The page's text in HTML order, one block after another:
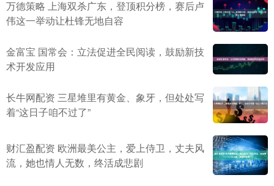
万德策略 上海双杀广东，登顶积分榜，赛后卢
伟这一举动让杜锋无地自容
金富宝 国常会：立法促进全民阅读，鼓励新技
术开发应用
长牛网配资 三星堆里有黄金、象牙，但处处写
着“这日子咱不过了”
财汇盈配资 欧洲最美公主，爱上侍卫，丈夫风
流，她也情人无数，终活成悲剧